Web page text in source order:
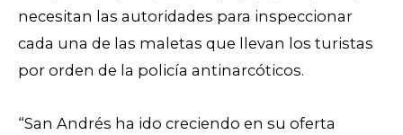
necesitan las autoridades para inspeccionar
cada una de las maletas que llevan los turistas
por orden de la policía antinarcóticos.
“San Andrés ha ido creciendo en su oferta